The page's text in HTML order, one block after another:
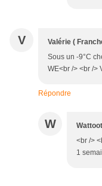
V Valérie (
Sous un -9°C
WE<br /> <br />
Répondre
W
<br />
1